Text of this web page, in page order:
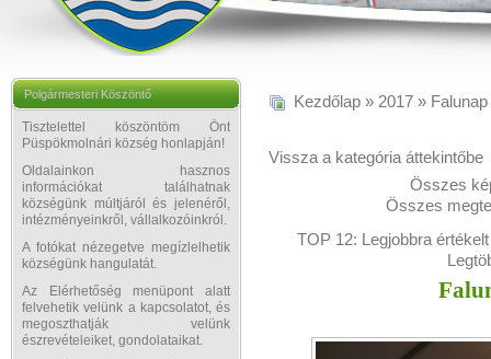
Polgármesteri Köszöntő
Tisztelettel köszöntöm Önt
Püspökmolnári község honlapján!
Oldalainkon hasznos
információkat találhatnak
községünk múltjáról és jelenéről,
intézményeinkről, vállalkozóinkról.
A fotókat nézegetve megízlelhetik
községünk hangulatát.
Az Elérhetőség menüpont alatt
felvehetik velünk a kapcsolatot, és
megoszthatják velünk
észrevételeiket, gondolataikat.
Kezdőlap » 2017 »
Vissza a kategória áttekintőbe
Összes
Összes
TOP 12: Legjobbra értékelt